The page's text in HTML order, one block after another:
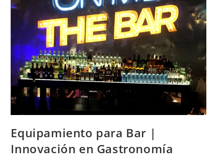
Equipamiento para Bar |
Innovación en Gastronomía